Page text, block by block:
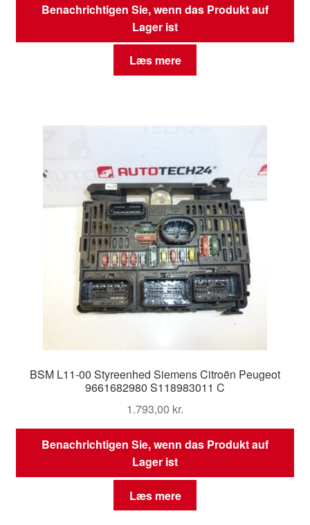
Benachrichtigen Sie, wenn das Produkt auf
Lager ist
Læs mere
BSM L11-00 Styreenhed Siemens Citroën Peugeot
9661682980 S118983011 C
1.793,00 kr.
Benachrichtigen Sie, wenn das Produkt auf
Lager ist
Læs mere